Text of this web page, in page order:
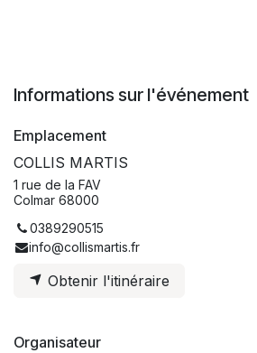
Informations sur l'événement
Emplacement
COLLIS MARTIS
1 rue de la FAV
Colmar 68000
0389290515
info@collismartis.fr
Obtenir l'itinéraire
Organisateur